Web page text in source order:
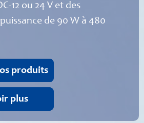
12 ou 24 V et des
de 90 W à 480
produits
plus